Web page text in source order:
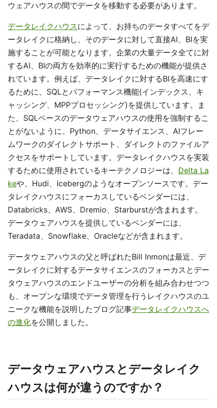
ウェアハウスの間でデータを移動する必要があります。
データレイクハウスによって、お持ちのデータすべてをデ
ータレイクに格納し、そのデータに対して直接AI、BIを実
施することが可能となります。企業の大量データ全てに対
するAI、BIの両方を効率的に実行するための機能が提供さ
れています。例えば、データレイクに対するBIを高速にす
るために、SQLとパフォーマンス機能(インデックス、キ
ャッシング、MPPプロセッシング)を提供しています。ま
た、SQLベースのデータウェアハウスの使用を強制するこ
とがないように、Python、データサイエンス、AIフレー
ムワークのダイレクトサポート、ダイレクトのファイルア
クセスをサポートしています。データレイクハウスを実装
するために使用されているキーテクノロジーは、 Delta La
keや、Hudi、Icebergのようなオープンソースです。デー
タレイクハウスにフォーカスしているベンダーには、
Databricks、AWS、Dremio、Starburstが含まれます。
データウェアハウスを提供しているベンダーには、
Teradata、Snowflake、Oracleなどが含まれます。
データウェアハウスの父と呼ばれたBill Inmonは最近、デ
ータレイクに対するデータサイエンスのフォーカスとデー
タウェアハウスのエンドユーザーの分析を組み合わせつつ
も、オープンな環境でデータ管理を行うレイクハウスのユ
ニークな機能を説明したブログ記事データレイクハウスへ
の進化を公開しました。
データウェアハウスとデータレイク
ハウスは何が違うのですか？